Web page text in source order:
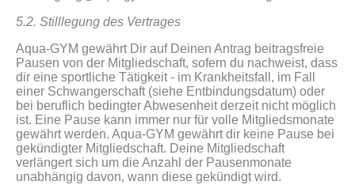
5.2. Stilllegung des Vertrages
Aqua-GYM gewährt Dir auf Deinen Antrag beitragsfreie
Pausen von der Mitgliedschaft, sofern du nachweist, dass
dir eine sportliche Tätigkeit - im Krankheitsfall, im Fall
einer Schwangerschaft (siehe Entbindungsdatum) oder
bei beruflich bedingter Abwesenheit derzeit nicht möglich
ist. Eine Pause kann immer nur für volle Mitgliedsmonate
gewährt werden. Aqua-GYM gewährt dir keine Pause bei
gekündigter Mitgliedschaft. Deine Mitgliedschaft
verlängert sich um die Anzahl der Pausenmonate
unabhängig davon, wann diese gekündigt wird.